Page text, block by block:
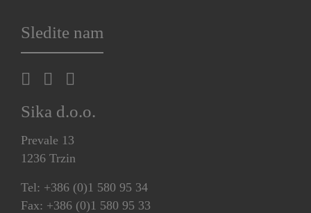
Sledite nam
Sika d.o.o.
Prevale 13
1236 Trzin
Tel: +386 (0)1 580 95 34
Fax: +386 (0)1 580 95 33